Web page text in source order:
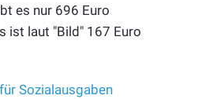
es nur 696 Euro
ist laut "Bild" 167 Euro
Sozialausgaben